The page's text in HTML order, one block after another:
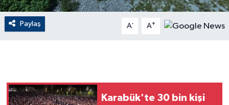
Paylaş A- A+
Karabük'te 30 bin kişi
Gayrimenkul
Güvenlik